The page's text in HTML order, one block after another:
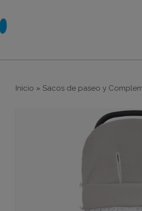
Inicio » Sacos de paseo y